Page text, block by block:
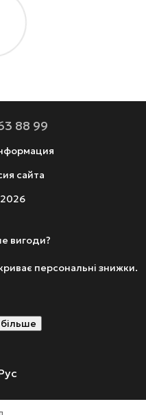
88 99
сайта
вигоди?
персональні знижки.